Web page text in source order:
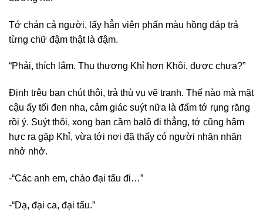
Tớ chán cả người, lấy hẳn viên phấn màu hồng đáp trả
từng chữ đậm thật là đậm.
“Phải, thích lắm. Thu thương Khỉ hơn Khôi, được chưa?”
Định trêu bạn chút thôi, trả thù vụ vẽ tranh. Thế nào mà mặt
cậu ấy tối đen nha, cảm giác suýt nữa là đấm tớ rụng răng
rồi ý. Suýt thôi, xong bạn cầm balô đi thẳng, tớ cũng hậm
hực ra gặp Khỉ, vừa tới nơi đã thấy có người nhăn nhăn
nhở nhở.
-“Các anh em, chào đại tẩu đi…”
-“Dạ, đại ca, đại tẩu.”